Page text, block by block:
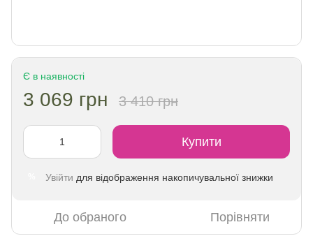
Є в наявності
3 069 грн 3 410 грн
Купити
Увійти для відображення накопичувальної знижки
До обраного Порівняти